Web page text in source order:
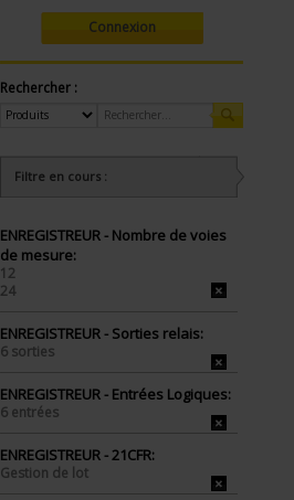
Connexion
Rechercher :
Filtre en cours :
ENREGISTREUR - Nombre de voies
de mesure:
12
24
ENREGISTREUR - Sorties relais:
6 sorties
ENREGISTREUR - Entrées Logiques:
6 entrées
ENREGISTREUR - 21CFR:
Gestion de lot